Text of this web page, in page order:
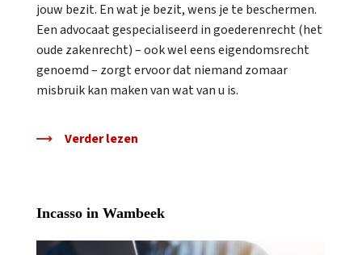
jouw bezit. En wat je bezit, wens je te beschermen.
Een advocaat gespecialiseerd in goederenrecht (het
oude zakenrecht) – ook wel eens eigendomsrecht
genoemd – zorgt ervoor dat niemand zomaar
misbruik kan maken van wat van u is.
Verder lezen
Incasso in Wambeek